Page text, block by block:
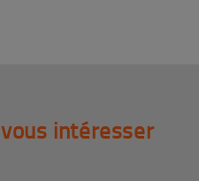
intéresser